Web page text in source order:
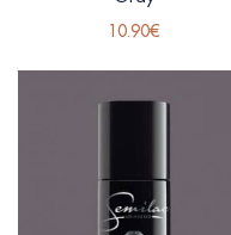
10.90€